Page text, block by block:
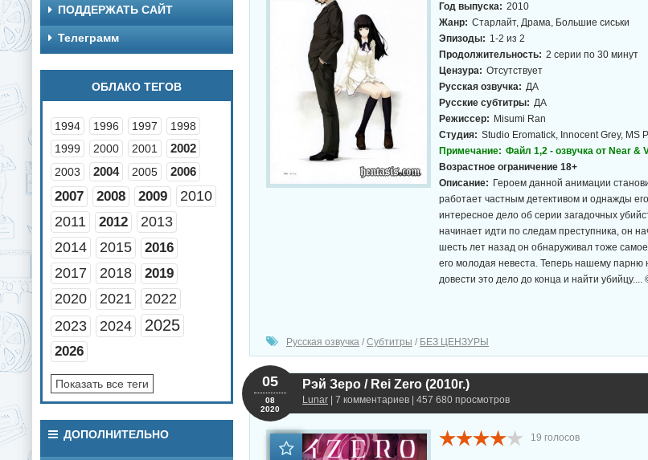
Год выпуска: 2010
Жанр: Старлайт, Драма, Большие сиськи
Эпизоды: 1-2 из 2
Продолжительность: 2 серии по 30 минут
Цензура: Отсутствует
Русская озвучка: ДА
Русские субтитры: ДА
Режиссер: Misumi Ran
Студия: Studio Eromatick, Innocent Grey, MS
Примечание: Файл 1,2 - озвучка от Near &
Возрастное ограничение 18+
Описание: Героем данной анимации
работает частным детективом и однажды
интересное дело об серии загадочных
начинает идти по следам преступника, он
шесть лет назад он обнаруживал тоже
его молодая невеста. Теперь нашему парню
довести это дело до конца и найти убийцу....
Русская озвучка / Субтитры / БЕЗ ЦЕНЗУРЫ
Рэй Зеро / Rei Zero (2010г.)
Lunar | 7 комментариев | 457 680 просмотров
05
08
2020
19 голосов
ПОДДЕРЖАТЬ САЙТ
Телеграмм
ОБЛАКО ТЕГОВ
1994 1996 1997
1998
1999
2000 2001 2002
2003 2004 2005 2006
2007 2008 2009
2010
2011
2012
2013
2014
2015 2016
2017 2018 2019
2020 2021
2022
2023
2024 2025
2026
Показать все теги
ДОПОЛНИТЕЛЬНО